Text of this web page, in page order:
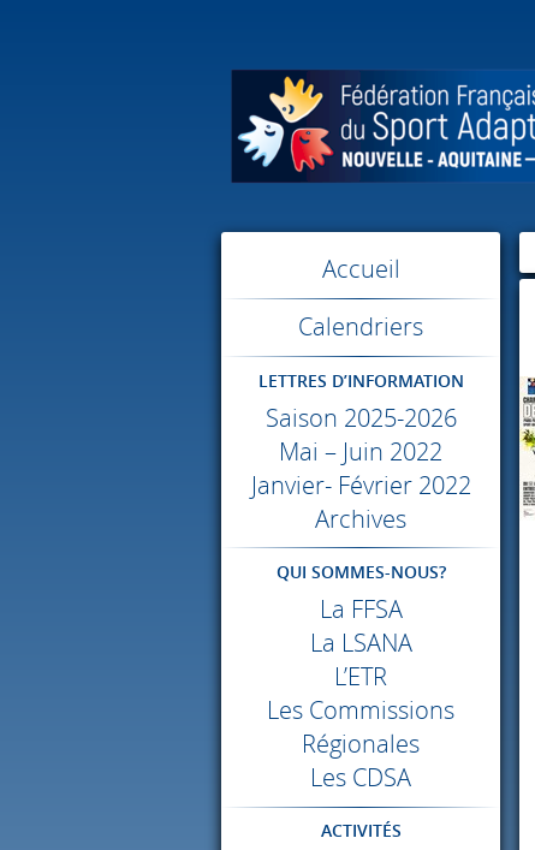
Accueil
Calendriers
LETTRES D’INFORMATION
Saison 2025-2026
Mai – Juin 2022
Janvier- Février 2022
Archives
QUI SOMMES-NOUS?
La FFSA
La LSANA
L’ETR
Les Commissions
Régionales
Les CDSA
ACTIVITÉS